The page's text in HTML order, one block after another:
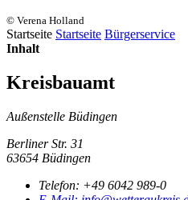
© Verena Holland
Startseite Startseite Bürgerservice
Inhalt
Kreisbauamt
Außenstelle Büdingen
Berliner Str. 31
63654 Büdingen
Telefon: +49 6042 989-0